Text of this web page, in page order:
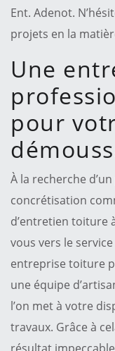
Ent. Adenot.
projets en la
Une
pour
À la recherche
concrétisation
d’entretien toiture
vous vers le
entreprise toiture
une équipe
l’on met à votre
travaux. Grâce à